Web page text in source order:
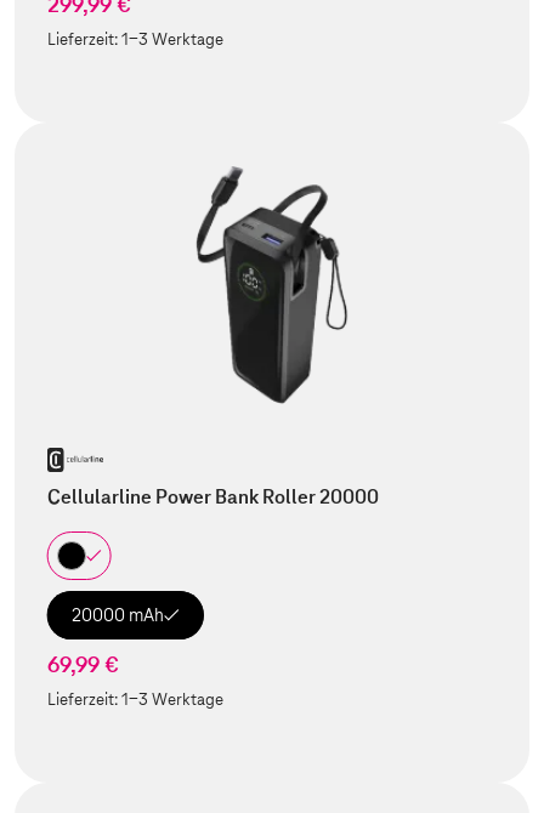
Lieferzeit:1-3 Werktage
Cellularline Power Bank Roller 20000
20000 mAh
69,99 €
Lieferzeit:1-3 Werktage